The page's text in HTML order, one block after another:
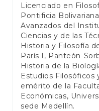
Licenciado en
Pontificia
Avanzados del
Ciencias y de las
Historia y Filosofía
París I, Panteón-
Historia de la
Estudios Filosóficos
emérito de la
Económicas,
sede Medellín.